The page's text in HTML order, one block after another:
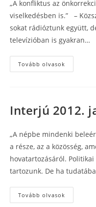
„A konfliktus az
viselkedésben is.” –
sokat rádióztunk együtt,
televízióban is gyakran…
Tovább olvasok
2012.
Interjú 2012.
„A népbe mindenki
a része, az a közösség,
hovatartozásáról.
tartozunk. De ha
Tovább olvasok
2012.